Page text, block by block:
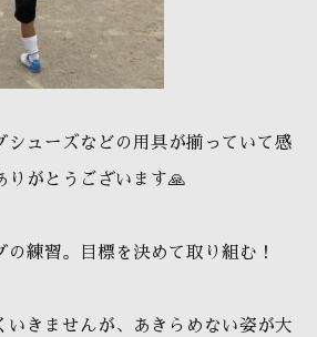
シューズなどの用具が揃っていて感
りがとうございます🙏
の練習。目標を決めて取り組む！
いきませんが、あきらめない姿が大